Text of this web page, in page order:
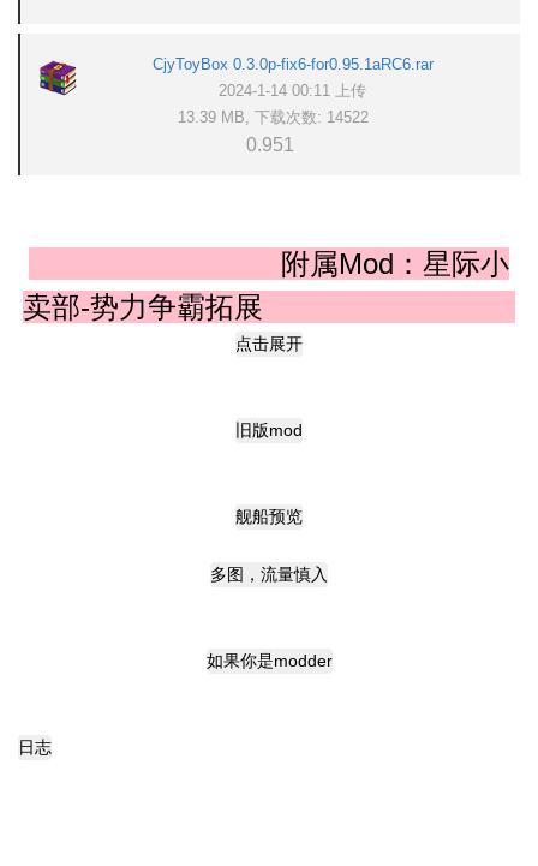
CjyToyBox 0.3.0p-fix6-for0.95.1aRC6.rar
2024-1-14 00:11 上传
13.39 MB, 下载次数: 14522
0.951
附属Mod：星际小
卖部-势力争霸拓展
点击展开
旧版mod
舰船预览
多图，流量慎入
如果你是modder
日志